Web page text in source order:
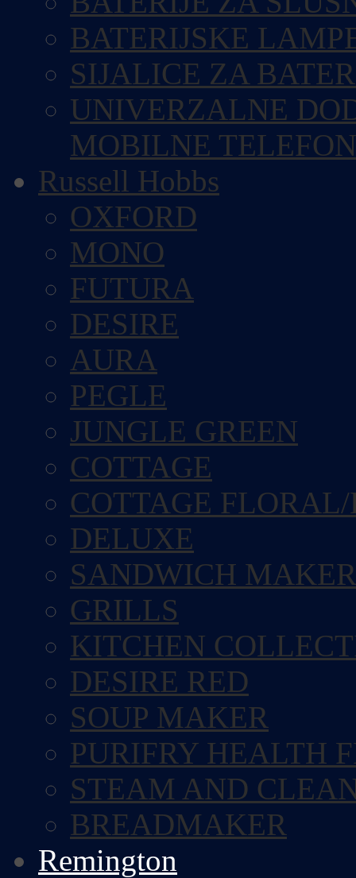
BATERIJSKE
SIJALICE ZA
UNIVERZALNE
MOBILNE
Russell Hobbs
OXFORD
MONO
FUTURA
DESIRE
AURA
PEGLE
JUNGLE GREEN
COTTAGE
COTTAGE
DELUXE
SANDWICH MAKER
GRILLS
KITCHEN
DESIRE RED
SOUP MAKER
PURIFRY HEALTH
STEAM AND
BREADMAKER
Remington